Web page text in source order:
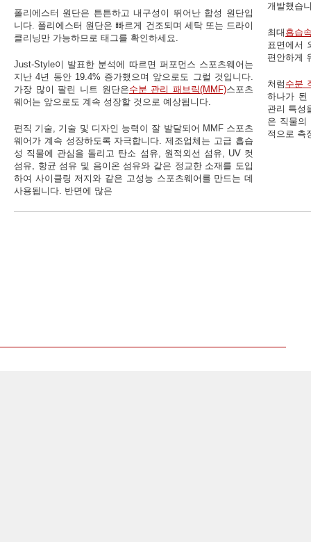
폴리에스터 원단은 튼튼하고 내구성이 뛰어난 합성 원단입
니다. 폴리에스터 원단은 빠르게 건조되며 세탁 또는 드라이
클리닝만 가능하므로 태그를 확인하세요.
Just-Style이 발표한 분석에 따르면 퍼포먼스 스포츠웨어는
지난 4년 동안 19.4% 증가했으며 앞으로도 그럴 것입니다.
가장 많이 팔린 니트 원단은수분 관리 패브릭(MMF)스포츠
웨어는 앞으로도 계속 성장할 것으로 예상됩니다.
편직 기술, 기술 및 디자인 능력이 잘 발달되어 MMF 스포츠
웨어가 계속 성장하도록 자극합니다. 제조업체는 고급 흡습
성 직물에 관심을 돌리고 탄소 섬유, 원적외선 섬유, UV 컷
섬유, 항균 섬유 및 음이온 섬유와 같은 정교한 소재를 도입
하여 사이클링 저지와 같은 고성능 스포츠웨어를 만드는 데
사용됩니다. 반면에 많은
개발했습
최대 흡습
표면에서
편안하게
처럼 수분
하나가 된
관리 특성
은 직물의
적으로 측